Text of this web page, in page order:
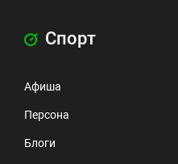
Спорт
Афиша
Персона
Блоги